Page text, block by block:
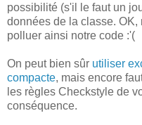
possibilité (s'il le faut un
données de la classe.
polluer ainsi notre code :'(
On peut bien sûr utiliser
compacte, mais encore
les règles Checkstyle de
conséquence.